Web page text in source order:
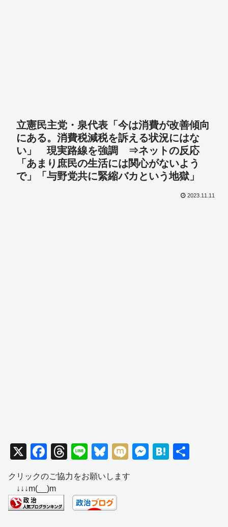
立憲民主党・泉代表「今は消費が改善傾向
にある。消費税減税を訴える状況にはな
い」 現実路線を強調 ⇒ネットの反応
「あまり庶民の生活には関心がないよう
で」「与野党共に緊縮バカという地獄」
2023.11.11
X
F
c
e
b
T
hr
e
a
d
Li
n
e
Bl
u
e
sk
y
M
M
H
クリックのご協力をお願いします
↓↓↓m(__)m